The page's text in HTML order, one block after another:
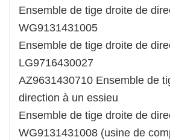
Ensemble de tige droite de
WG9131431005
Ensemble de tige droite de
LG9716430027
AZ9631430710 Ensemble de
direction à un essieu
Ensemble de tige droite de
WG9131431008 (usine de